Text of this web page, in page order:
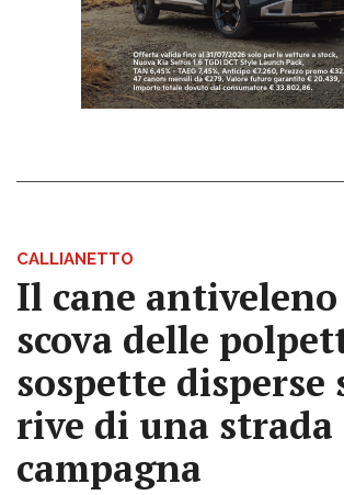
CALLIANETTO
Il cane
scova delle
sospette disperse
rive di una strada
campagna